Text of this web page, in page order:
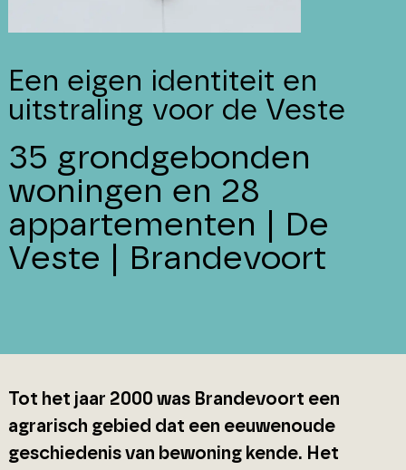
Een eigen identiteit en
uitstraling voor de Veste
35 grondgebonden
woningen en 28
appartementen | De
Veste | Brandevoort
Tot het jaar 2000 was Brandevoort een
agrarisch gebied dat een eeuwenoude
geschiedenis van bewoning kende. Het